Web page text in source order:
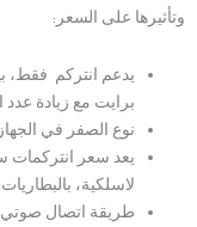
وتأثيرها على السعر:
يدعم انتركم فقط،
برايت مع زيادة
نوع الصفر في
يعد سعر انتركمات
لاسلكية،
طريقة اتصال